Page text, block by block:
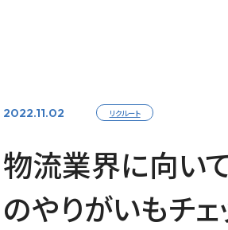
車輌・トラック
ガバナンス
2022.11.02 リクルート
物流業界に向い
のやりがいもチェ